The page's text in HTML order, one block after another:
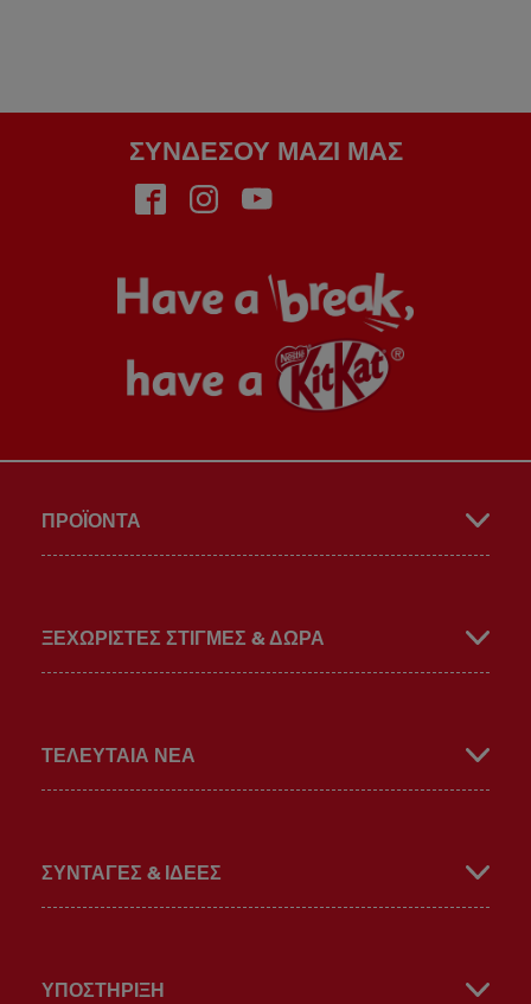
ΣΥΝΔΈΣΟΥ ΜΑΖΊ ΜΑΣ
Face
book
Insta
m
Yout
ΠΡΟΪΌΝΤΑ
ΞΕΧΩΡΙΣΤΕΣ ΣΤΙΓΜΕΣ & ΔΩΡΑ
ΤΕΛΕΥΤΑΙΑ ΝΕΑ
ΣΥΝΤΑΓΈΣ & ΙΔΈΕΣ
ΥΠΟΣΤΉΡΙΞΗ